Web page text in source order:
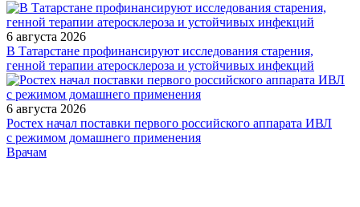
6 августа 2026
В Татарстане профинансируют исследования старения,
генной терапии атеросклероза и устойчивых инфекций
6 августа 2026
Ростех начал поставки первого российского аппарата ИВЛ
с режимом домашнего применения
/measures/Mezhregionalnoy-NPK-s-mezhdunarodnym-uchastiem-
Врачам